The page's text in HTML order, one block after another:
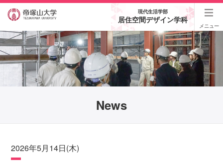
現代生活学部
居住空間デザイン学科
メニュー
News
2026年5月14日(木)